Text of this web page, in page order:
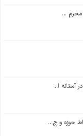
محرم ...
آستانه ا...
حوزه و ج...